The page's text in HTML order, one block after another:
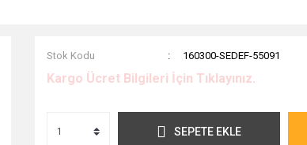
Stok Kodu 160300-SEDEF-55091
Kargo Ücret Bilgileri İçin Tıklayınız.
SEPETE EKLE